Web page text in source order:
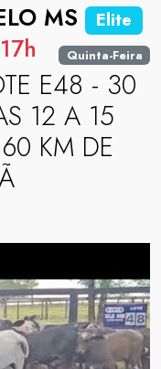
MS Elite
Quinta-Feira
E48 - 30
12 A 15
KM DE